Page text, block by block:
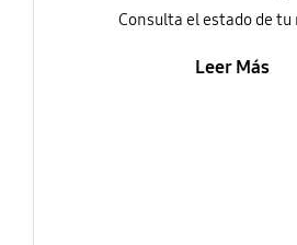
Consulta el estado de tu
Leer Más